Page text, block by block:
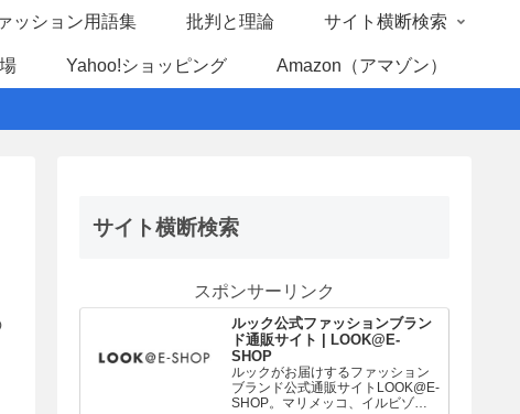
ッション用語集 批判と理論 サイト横断検索
Yahoo!ショッピング Amazon（アマゾン）
サイト横断検索
スポンサーリンク
ルック公式ファッションブラン
ド通販サイト | LOOK@E-
SHOP
ルックがお届けするファッション
ブランド公式通販サイトLOOK@E-
SHOP。マリメッコ、イルビゾン